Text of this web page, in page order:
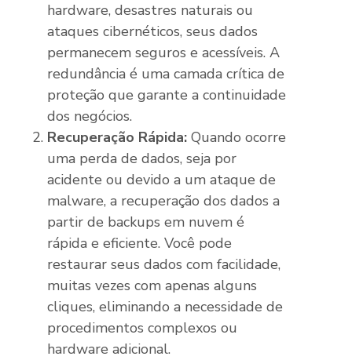
hardware, desastres naturais ou
ataques cibernéticos, seus dados
permanecem seguros e acessíveis. A
redundância é uma camada crítica de
proteção que garante a continuidade
dos negócios.
Recuperação Rápida: Quando ocorre
uma perda de dados, seja por
acidente ou devido a um ataque de
malware, a recuperação dos dados a
partir de backups em nuvem é
rápida e eficiente. Você pode
restaurar seus dados com facilidade,
muitas vezes com apenas alguns
cliques, eliminando a necessidade de
procedimentos complexos ou
hardware adicional.